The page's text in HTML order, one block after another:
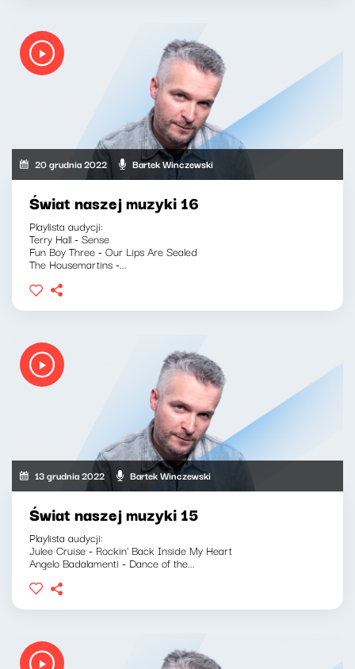
20 grudnia 2022 Bartek Winczewski
Świat naszej muzyki 16
Playlista audycji:
Terry Hall - Sense
Fun Boy Three - Our Lips Are Sealed
The Housemartins -...
13 grudnia 2022 Bartek Winczewski
Świat naszej muzyki 15
Playlista audycji:
Julee Cruise - Rockin' Back Inside My Heart
Angelo Badalamenti - Dance of the...